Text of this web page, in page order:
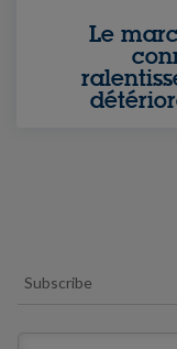
Le
Subscribe